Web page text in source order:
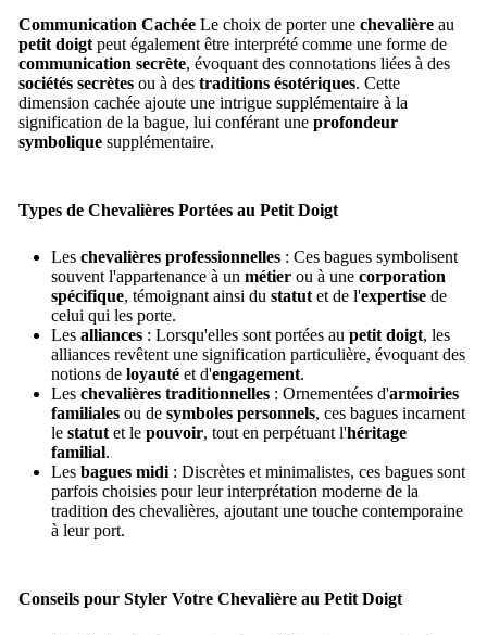
Communication Cachée Le choix de porter une chevalière au
petit doigtpeut également être interprété comme une forme de
communication secrète, évoquant des connotations liées à des
sociétés secrètes ou à des traditions ésotériques. Cette
dimension cachée ajoute une intrigue supplémentaire à la
signification de la bague, lui conférant une profondeur
symbolique supplémentaire.
Types de Chevalières Portées au Petit Doigt
Les chevalières professionnelles : Ces bagues symbolisent
souvent l'appartenance à un métier ou à une corporation
spécifique, témoignant ainsi du statutet de l'expertise de
celui qui les porte.
Les alliances : Lorsqu'elles sont portées au petit doigt, les
alliances revêtent une signification particulière, évoquant des
notions de loyauté et d'engagement.
Les chevalières traditionnelles : Ornementées d'armoiries
familiales ou de symboles personnels, ces bagues incarnent
le statutet le pouvoir, tout en perpétuant l'héritage
familial.
Les bagues midi: Discrètes et minimalistes, ces bagues sont
parfois choisies pour leur interprétation moderne de la
tradition des chevalières, ajoutant une touche contemporaine
à leur port.
Conseils pour Styler Votre Chevalière au Petit Doigt